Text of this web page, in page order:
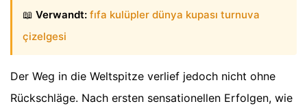
📖 Verwandt: fıfa kulüpler dünya kupası turnuva
çizelgesi
Der Weg in die Weltspitze verlief jedoch nicht ohne
Rückschläge. Nach ersten sensationellen Erfolgen, wie